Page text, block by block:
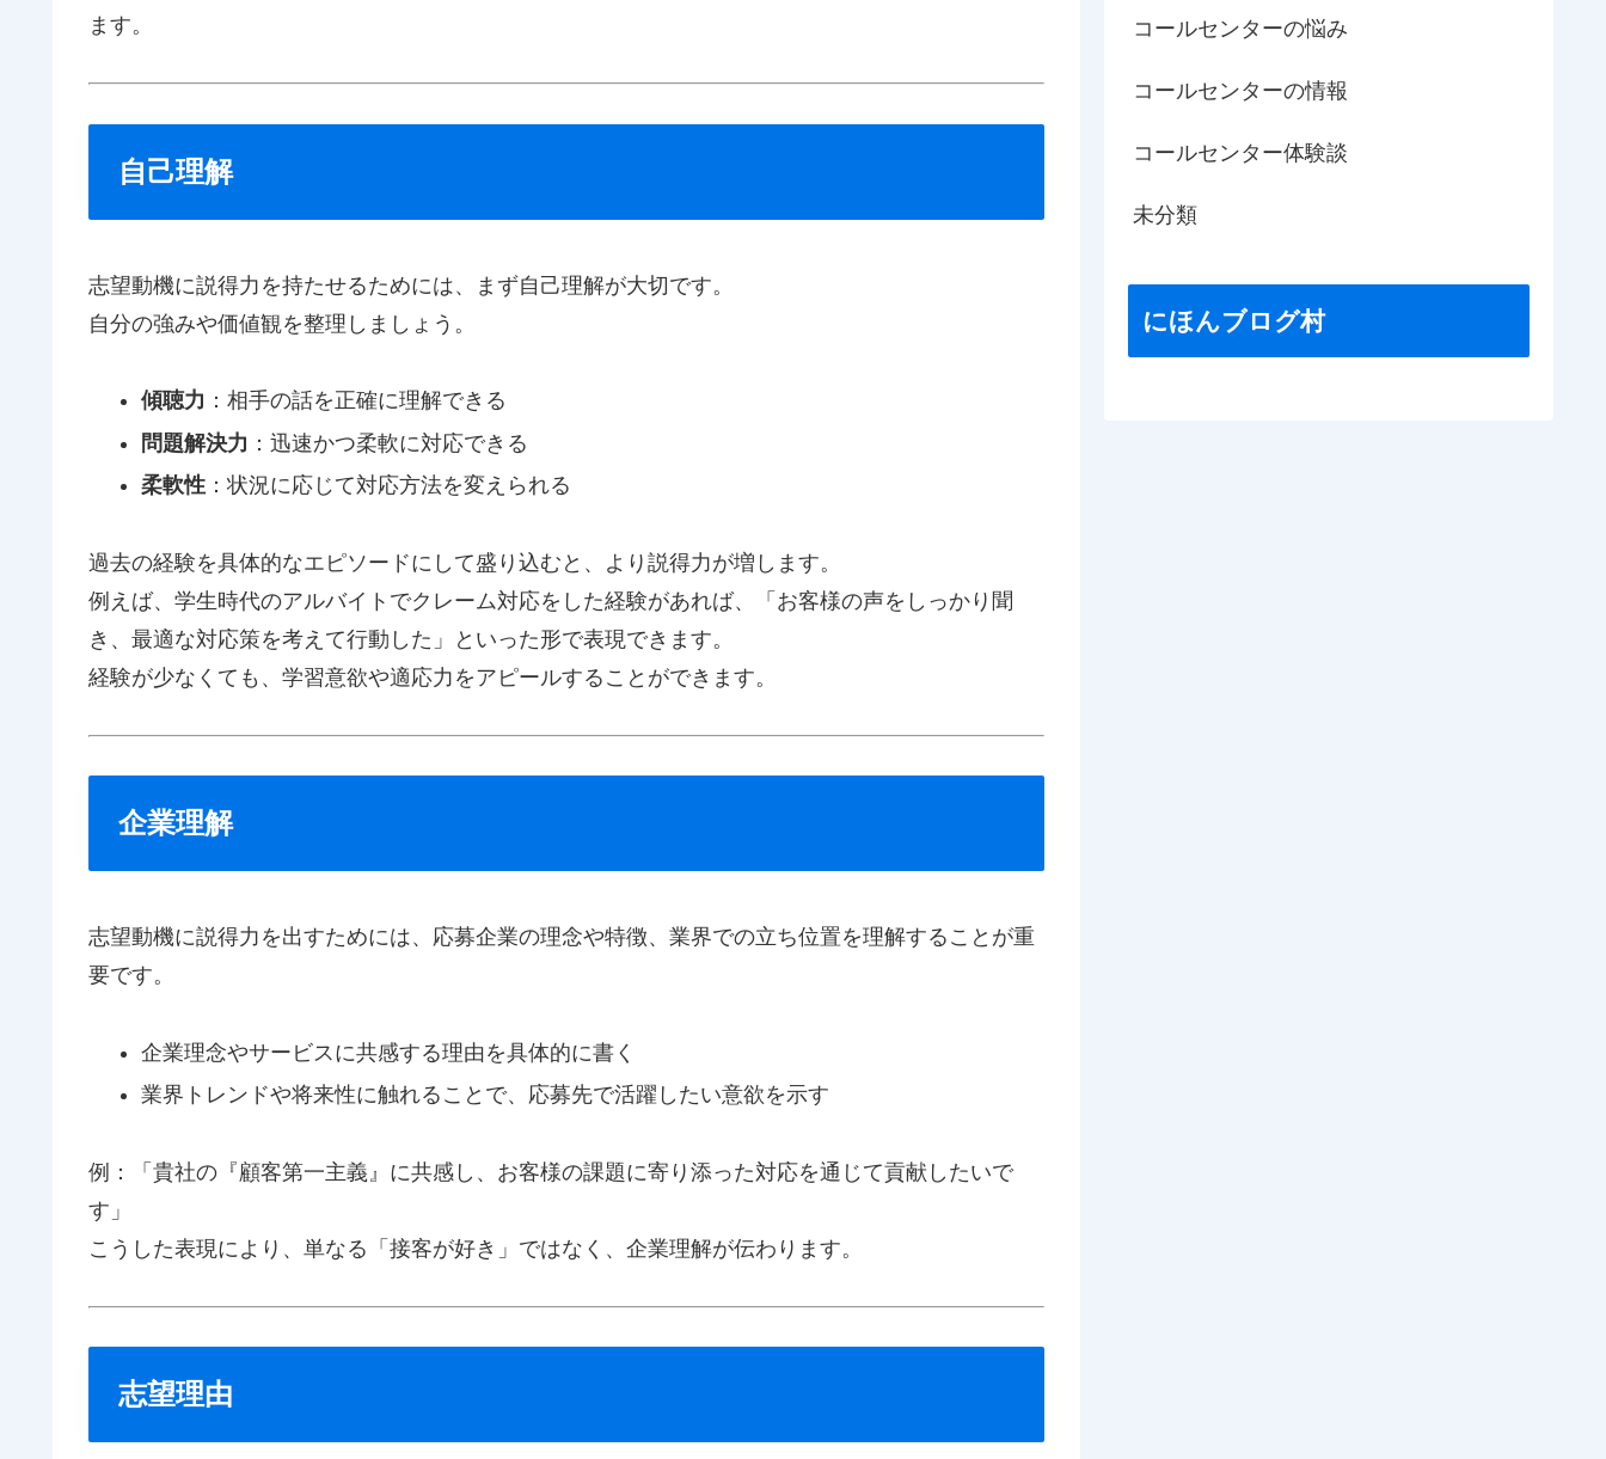
ます。
自己理解
志望動機に説得力を持たせるためには、まず自己理解が大切です。
自分の強みや価値観を整理しましょう。
傾聴力 ：相手の話を正確に理解できる
問題解決力 ：迅速かつ柔軟に対応できる
柔軟性：状況に応じて対応方法を変えられる
過去の経験を具体的なエピソードにして盛り込むと、より説得力が増します。
例えば、学生時代のアルバイトでクレーム対応をした経験があれば、「お客様の声をしっかり聞
き、最適な対応策を考えて行動した」といった形で表現できます。
経験が少なくても、学習意欲や適応力をアピールすることができます。
企業理解
志望動機に説得力を出すためには、応募企業の理念や特徴、業界での立ち位置を理解することが重
要です。
企業理念やサービスに共感する理由を具体的に書く
業界トレンドや将来性に触れることで、応募先で活躍したい意欲を示す
例：「貴社の『顧客第一主義』に共感し、お客様の課題に寄り添った対応を通じて貢献したいで
す」
こうした表現により、単なる「接客が好き」ではなく、企業理解が伝わります。
志望理由
コールセンターの悩み
コールセンターの情報
コールセンター体験談
未分類
にほんブログ村